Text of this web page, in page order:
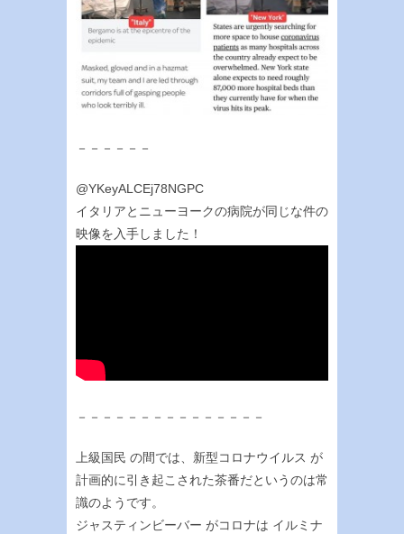
－－－－－－
@YKeyALCEj78NGPC
イタリアとニューヨークの病院が同じな件の
映像を入手しました！
－－－－－－－－－－－－－－－
上級国民 の間では、新型コロナウイルス が
計画的に引き起こされた茶番だというのは常
識のようです。
ジャスティンビーバー がコロナは イルミナ